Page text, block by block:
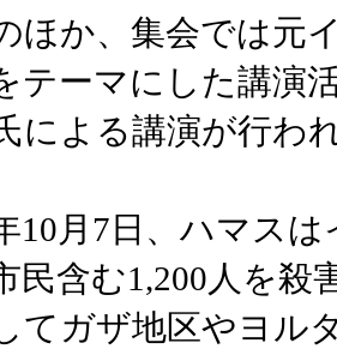
ほか、集会では元
テーマにした講演
による講演が行
月7日、ハマスは
民含む1,200人を
てガザ地区やヨル